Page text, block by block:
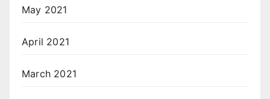
May 2021
April 2021
March 2021